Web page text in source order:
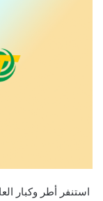
استنفر أطر وكبار